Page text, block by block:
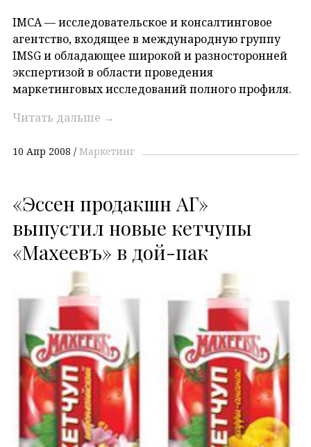
IMCA — исследовательское и консалтинговое
агентство, входящее в международную группу
IMSG и обладающее широкой и разносторонней
экспертизой в области проведения
маркетинговых исследований полного профиля.
Читать дальше →
10 Апр 2008 Маркетинг
«Эссен продакшн АГ»
выпустил новые кетчупы
«Махеевъ» в дой-пак